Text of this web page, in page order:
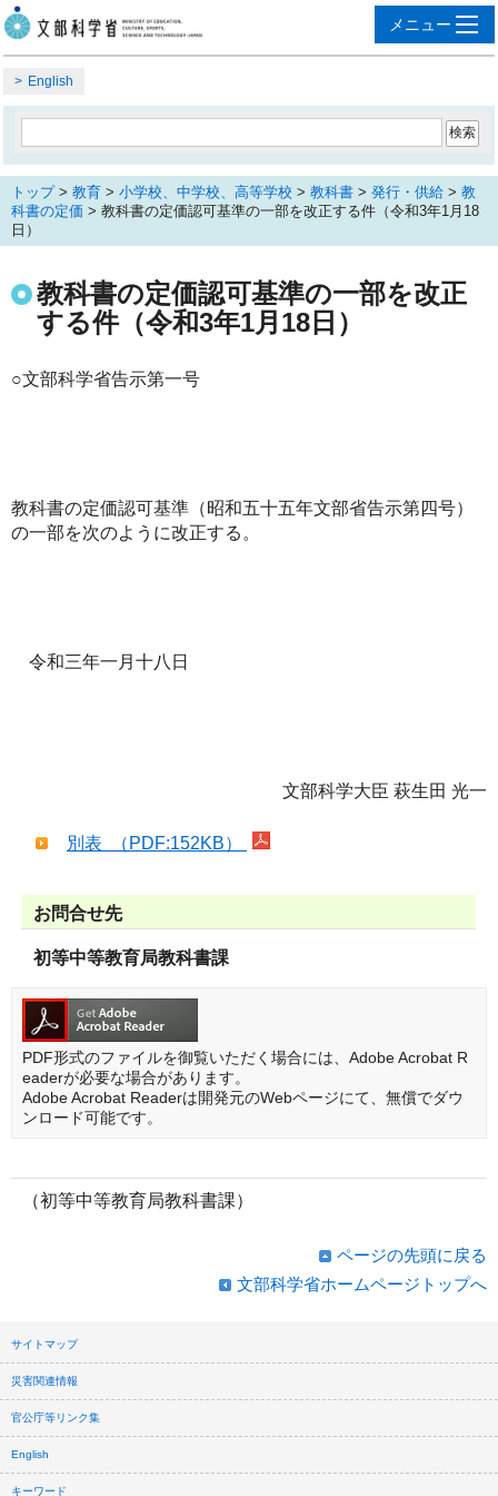
English
トップ> 教育 > 小学校、中学校、高等学校 > 教科書 > 発行・供給 > 教
科書の定価 > 教科書の定価認可基準の一部を改正する件（令和3年1月18
日）
教科書の定価認可基準の一部を改正
する件（令和3年1月18日）
○文部科学省告示第一号
教科書の定価認可基準（昭和五十五年文部省告示第四号）
の一部を次のように改正する。
令和三年一月十八日
文部科学大臣 萩生田 光一
別表 （PDF:152KB）
お問合せ先
初等中等教育局教科書課
PDF形式のファイルを御覧いただく場合には、Adobe Acrobat R
eaderが必要な場合があります。
Adobe Acrobat Readerは開発元のWebページにて、無償でダウ
ンロード可能です。
（初等中等教育局教科書課）
ページの先頭に戻る
文部科学省ホームページトップへ
サイトマップ
災害関連情報
官公庁等リンク集
English
キーワード